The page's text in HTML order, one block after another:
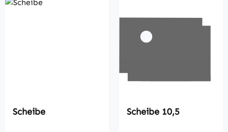
Scheibe Scheibe 10,5